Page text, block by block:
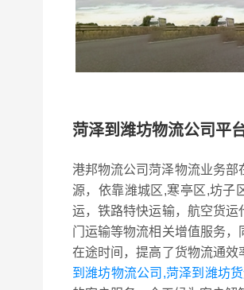
菏泽到潍坊物流公司平
港邦物流公司菏泽物流业务部
源，依靠潍城区,寒亭区,坊子
运，铁路特快运输，航空货运
门运输等物流相关增值服务
在途时间，提高了货物流通
到潍坊物流公司,菏泽到潍坊